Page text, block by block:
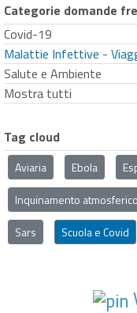
Categorie domande
Covid-19
Malattie Infettive -
Salute e Ambiente
Mostra tutti
Tag cloud
Aviaria Ebola
Inquinamento atmosferico
Sars
Scuola e Covid